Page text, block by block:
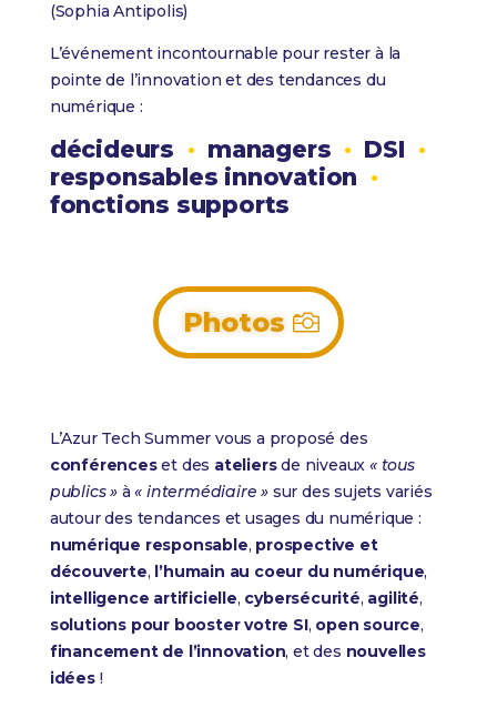
(Sophia Antipolis)
L’événement incontournable pour rester à la
pointe de l’innovation et des tendances du
numérique :
décideurs · managers · DSI ·
responsables innovation ·
fonctions supports
Photos
L’Azur Tech Summer vous a proposé des
conférenceset des ateliersde niveaux« tous
publics » à« intermédiaire » sur des sujets variés
autour des tendances et usages du numérique :
numérique responsable, prospective et
découverte, l’humain au coeur du numérique,
intelligence artificielle, cybersécurité, agilité,
solutions pour booster votre SI, open source,
financement de l’innovation, et des nouvelles
idées!